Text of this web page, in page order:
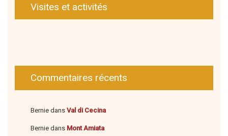
Visites et activités
Commentaires récents
Bernie dans Val di Cecina
Bernie dans Mont Amiata